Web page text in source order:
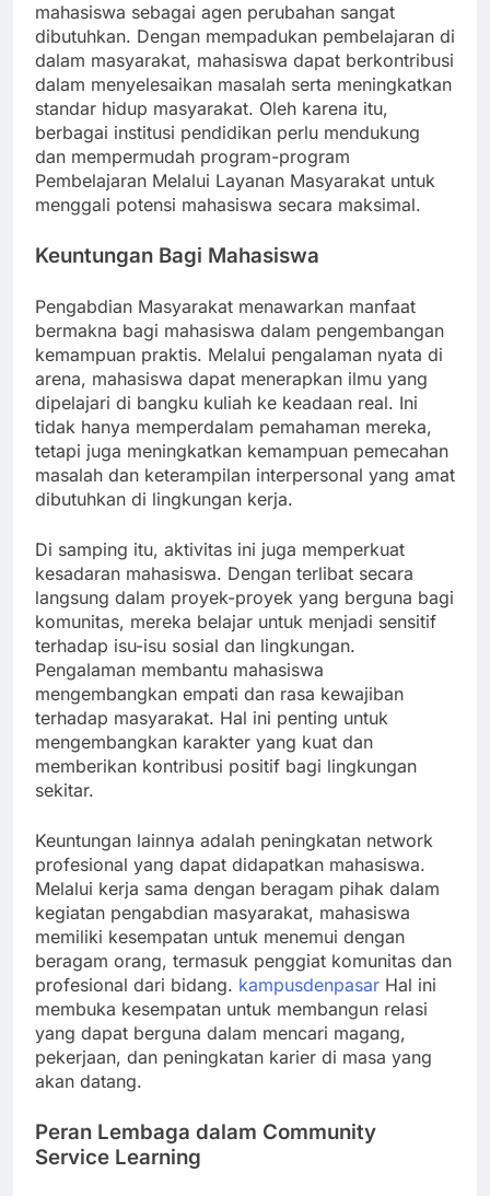
mahasiswa sebagai agen perubahan sangat
dibutuhkan. Dengan mempadukan pembelajaran di
dalam masyarakat, mahasiswa dapat berkontribusi
dalam menyelesaikan masalah serta meningkatkan
standar hidup masyarakat. Oleh karena itu,
berbagai institusi pendidikan perlu mendukung
dan mempermudah program-program
Pembelajaran Melalui Layanan Masyarakat untuk
menggali potensi mahasiswa secara maksimal.
Keuntungan Bagi Mahasiswa
Pengabdian Masyarakat menawarkan manfaat
bermakna bagi mahasiswa dalam pengembangan
kemampuan praktis. Melalui pengalaman nyata di
arena, mahasiswa dapat menerapkan ilmu yang
dipelajari di bangku kuliah ke keadaan real. Ini
tidak hanya memperdalam pemahaman mereka,
tetapi juga meningkatkan kemampuan pemecahan
masalah dan keterampilan interpersonal yang amat
dibutuhkan di lingkungan kerja.
Di samping itu, aktivitas ini juga memperkuat
kesadaran mahasiswa. Dengan terlibat secara
langsung dalam proyek-proyek yang berguna bagi
komunitas, mereka belajar untuk menjadi sensitif
terhadap isu-isu sosial dan lingkungan.
Pengalaman membantu mahasiswa
mengembangkan empati dan rasa kewajiban
terhadap masyarakat. Hal ini penting untuk
mengembangkan karakter yang kuat dan
memberikan kontribusi positif bagi lingkungan
sekitar.
Keuntungan lainnya adalah peningkatan network
profesional yang dapat didapatkan mahasiswa.
Melalui kerja sama dengan beragam pihak dalam
kegiatan pengabdian masyarakat, mahasiswa
memiliki kesempatan untuk menemui dengan
beragam orang, termasuk penggiat komunitas dan
profesional dari bidang. kampusdenpasar Hal ini
membuka kesempatan untuk membangun relasi
yang dapat berguna dalam mencari magang,
pekerjaan, dan peningkatan karier di masa yang
akan datang.
Peran Lembaga dalam Community
Service Learning